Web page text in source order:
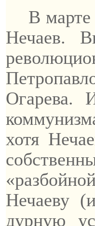
В марте
Нечаев.
Огарева.
хотя
Нечаеву
дурную